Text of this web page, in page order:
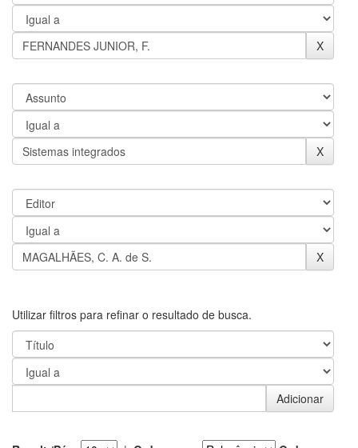
Utilizar filtros para refinar o resultado de busca.